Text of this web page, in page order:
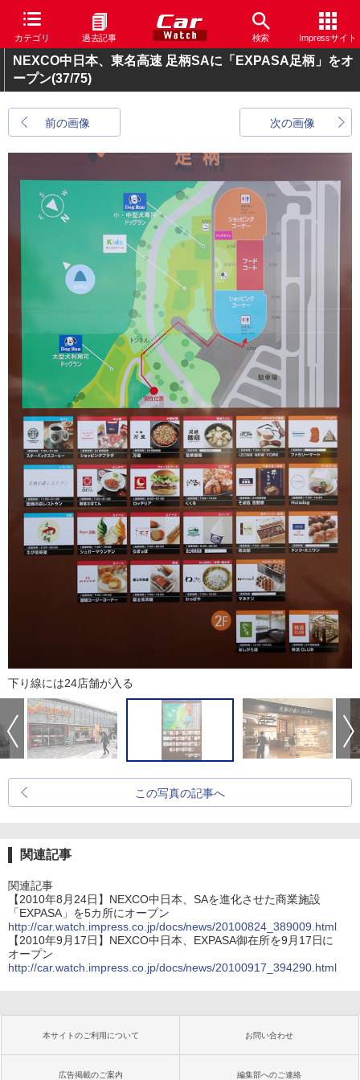
カテゴリ 過去記事 検索 Impressサイト
NEXCO中日本、東名高速 足柄SAに「EXPASA足柄」をオ
ープン(37/75)
前の画像 次の画像
下り線には24店舗が入る
この写真の記事へ
関連記事
関連記事
【2010年8月24日】NEXCO中日本、SAを進化させた商業施設
「EXPASA」を5カ所にオープン
http://car.watch.impress.co.jp/docs/news/20100824_389009.html
【2010年9月17日】NEXCO中日本、EXPASA御在所を9月17日に
オープン
http://car.watch.impress.co.jp/docs/news/20100917_394290.html
本サイトのご利用について お問い合わせ
広告掲載のご案内 編集部へのご連絡